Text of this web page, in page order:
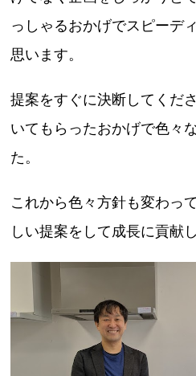
っしゃるおかげでスピーデ
思います。
提案をすぐに決断してくだ
いてもらったおかげで色々
た。
これから色々方針も変わっ
しい提案をして成長に貢献